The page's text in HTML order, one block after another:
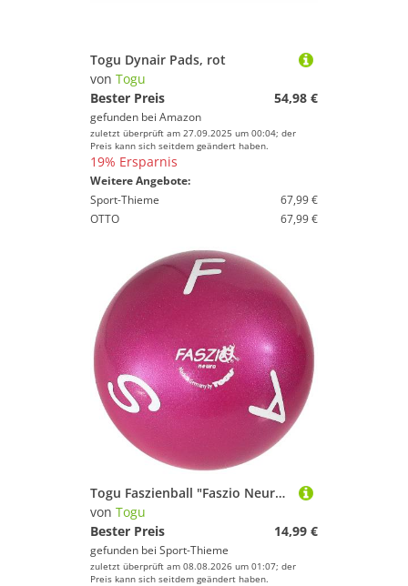
Togu Dynair Pads, rot
von Togu
Bester Preis
54,98 €
gefunden bei Amazon
zuletzt überprüft am 27.09.2025 um 00:04; der
Preis kann sich seitdem geändert haben.
19% Ersparnis
Weitere Angebote:
Sport-Thieme
67,99 €
OTTO
67,99 €
Togu Faszienball "Faszio Neuro Ball"
von Togu
Bester Preis
14,99 €
gefunden bei Sport-Thieme
zuletzt überprüft am 08.08.2026 um 01:07; der
Preis kann sich seitdem geändert haben.